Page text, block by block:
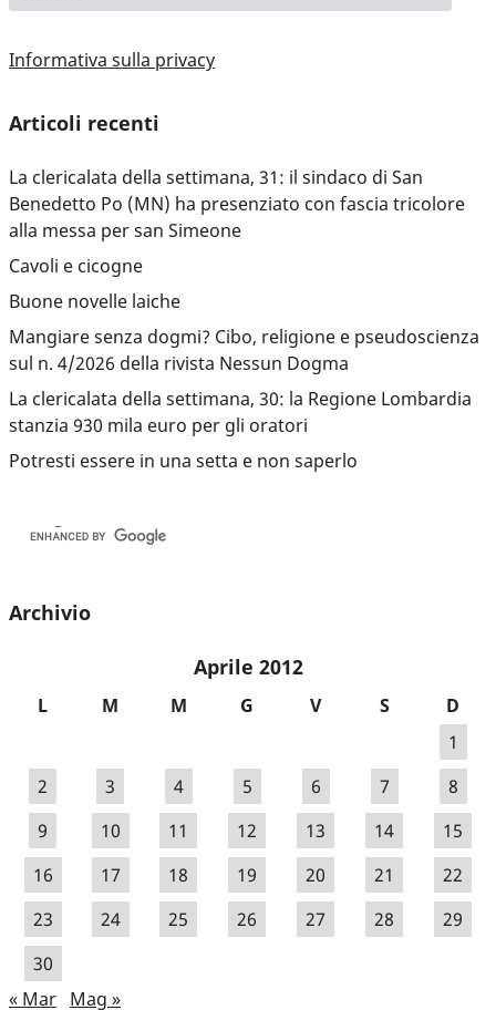
Informativa sulla privacy
Articoli recenti
La clericalata della settimana, 31: il sindaco di San
Benedetto Po (MN) ha presenziato con fascia tricolore
alla messa per san Simeone
Cavoli e cicogne
Buone novelle laiche
Mangiare senza dogmi? Cibo, religione e pseudoscienza
sul n. 4/2026 della rivista Nessun Dogma
La clericalata della settimana, 30: la Regione Lombardia
stanzia 930 mila euro per gli oratori
Potresti essere in una setta e non saperlo
Archivio
Aprile 2012
L M M G V S
D
1
2
3 4 5 6 7
8
9
10 11 12 13 14
15
16
17 18 19 20 21
22
23
24 25 26 27 28
29
30
« Mar Mag »